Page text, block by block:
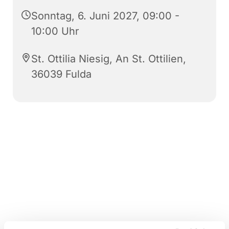
Sonntag, 6. Juni 2027, 09:00 -
10:00 Uhr
St. Ottilia Niesig, An St. Ottilien,
36039 Fulda